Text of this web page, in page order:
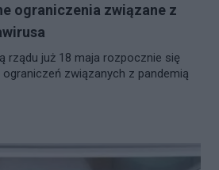
ograniczenia związane z
rządu już 18 maja rozpocznie się
związanych z pandemią